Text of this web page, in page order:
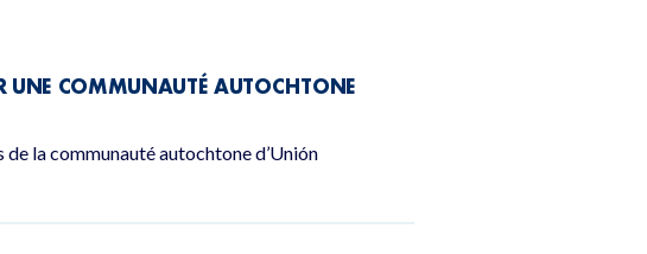
UNE COMMUNAUTÉ AUTOCHTONE
la communauté autochtone d’Unión